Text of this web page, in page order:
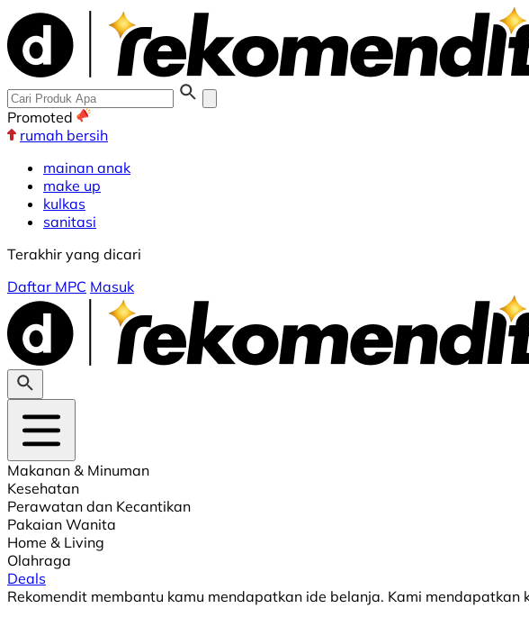
Promoted
rumah bersih
mainan anak
make up
kulkas
sanitasi
Terakhir yang dicari
Daftar MPC Masuk
Makanan & Minuman
Kesehatan
Perawatan dan Kecantikan
Pakaian Wanita
Home & Living
Olahraga
Deals
Rekomendit membantu kamu mendapatkan ide belanja. Kami